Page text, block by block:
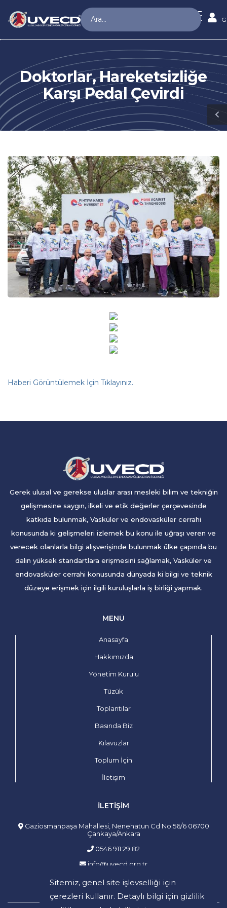
Doktorlar, Hareketsizliğe
Karşı Pedal Çevirdi
Haberi Görüntülemek İçin Tıklayınız.
Sitemiz, genel site işlevselliği için
çerezleri kullanır. Detaylı bilgi için gizlilik
Gerek ulusal ve gerekse uluslar arası mesleki bilim ve tekniğin
gelişmesine saygın, ilkeli ve etik değerler çerçevesinde
katkıda bulunmak, Vasküler ve endovasküler cerrahi
konusunda ki gelişmeleri izlemek bu konu ile uğraşı veren ve
verecek olanlarla bilgi alışverişinde bulunmak ülke çapında bu
dalın yüksek standartlara erişmesini sağlamak, Vasküler ve
endovasküler cerrahi konusunda dünyada ki bilgi ve teknik
düzeye erişmek için ilgili kuruluşlarla iş birliği yapmak.
MENÜ
Anasayfa
Hakkımızda
Yönetim Kurulu
Tüzük
Toplantılar
Basında Biz
Kılavuzlar
Toplum İçin
İletişim
İLETIŞIM
Gaziosmanpaşa Mahallesi, Nenehatun Cd No:56/6 06700
Çankaya/Ankara
0546 911 29 82
info@uvecd.org.tr